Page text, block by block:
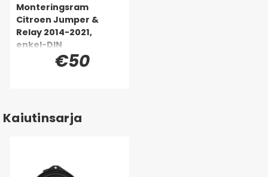
Monteringsram
Citroen Jumper &
Relay 2014-2021,
enkel-DIN
€50
Kaiutinsarja